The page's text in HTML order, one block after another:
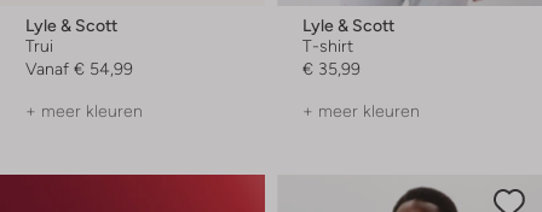
Lyle & Scott
Trui
Vanaf € 54,99
+ meer kleuren
Lyle & Scott
T-shirt
€ 35,99
+ meer kleuren